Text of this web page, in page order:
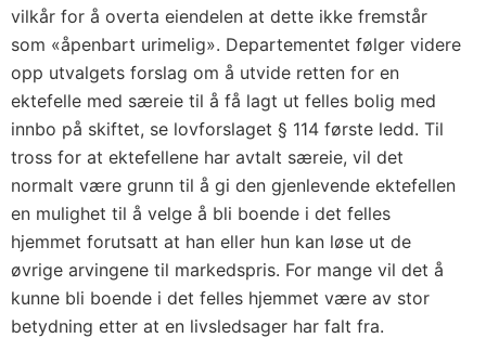
vilkår for å overta eiendelen at dette ikke fremstår
som «åpenbart urimelig». Departementet følger videre
opp utvalgets forslag om å utvide retten for en
ektefelle med særeie til å få lagt ut felles bolig med
innbo på skiftet, se lovforslaget § 114 første ledd. Til
tross for at ektefellene har avtalt særeie, vil det
normalt være grunn til å gi den gjenlevende ektefellen
en mulighet til å velge å bli boende i det felles
hjemmet forutsatt at han eller hun kan løse ut de
øvrige arvingene til markedspris. For mange vil det å
kunne bli boende i det felles hjemmet være av stor
betydning etter at en livsledsager har falt fra.